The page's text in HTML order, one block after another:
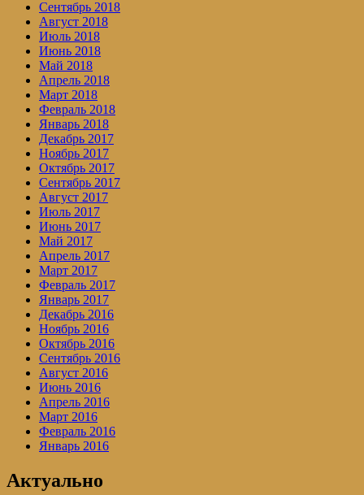
Сентябрь 2018
Август 2018
Июль 2018
Июнь 2018
Май 2018
Апрель 2018
Март 2018
Февраль 2018
Январь 2018
Декабрь 2017
Ноябрь 2017
Октябрь 2017
Сентябрь 2017
Август 2017
Июль 2017
Июнь 2017
Май 2017
Апрель 2017
Март 2017
Февраль 2017
Январь 2017
Декабрь 2016
Ноябрь 2016
Октябрь 2016
Сентябрь 2016
Август 2016
Июнь 2016
Апрель 2016
Март 2016
Февраль 2016
Январь 2016
Актуально